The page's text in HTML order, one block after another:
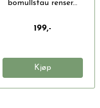
bomullstau renser...
199,-
Kjøp